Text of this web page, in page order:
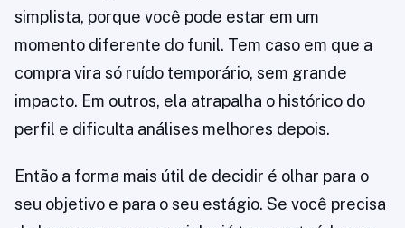
simplista, porque você pode estar em um
momento diferente do funil. Tem caso em que a
compra vira só ruído temporário, sem grande
impacto. Em outros, ela atrapalha o histórico do
perfil e dificulta análises melhores depois.
Então a forma mais útil de decidir é olhar para o
seu objetivo e para o seu estágio. Se você precisa